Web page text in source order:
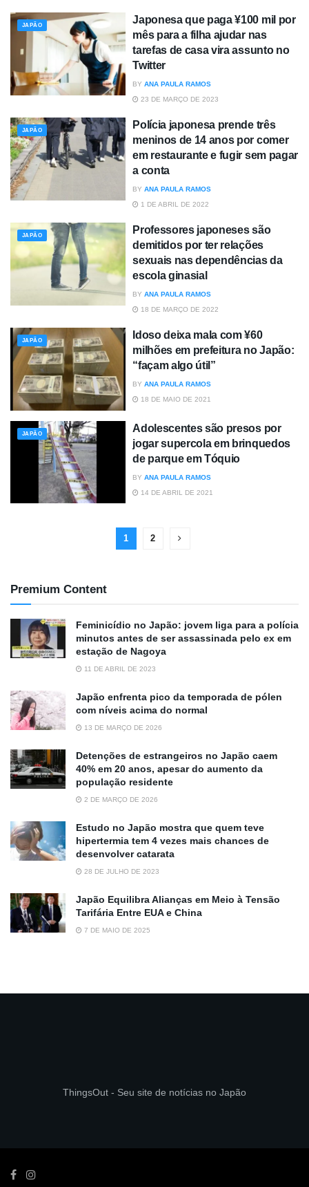
JAPÃO
Japonesa que paga ¥100 mil por
mês para a filha ajudar nas
tarefas de casa vira assunto no
Twitter
BY ANA PAULA RAMOS
23 DE MARÇO DE 2023
JAPÃO
Polícia japonesa prende três
meninos de 14 anos por comer
em restaurante e fugir sem pagar
a conta
BY ANA PAULA RAMOS
1 DE ABRIL DE 2022
JAPÃO
Professores japoneses são
demitidos por ter relações
sexuais nas dependências da
escola ginasial
BY ANA PAULA RAMOS
18 DE MARÇO DE 2022
JAPÃO
Idoso deixa mala com ¥60
milhões em prefeitura no Japão:
“façam algo útil”
BY ANA PAULA RAMOS
18 DE MAIO DE 2021
JAPÃO
Adolescentes são presos por
jogar supercola em brinquedos
de parque em Tóquio
BY ANA PAULA RAMOS
14 DE ABRIL DE 2021
1 2
Premium Content
Feminicídio no Japão: jovem liga para a polícia
minutos antes de ser assassinada pelo ex em
estação de Nagoya
11 DE ABRIL DE 2023
Japão enfrenta pico da temporada de pólen
com níveis acima do normal
13 DE MARÇO DE 2026
Detenções de estrangeiros no Japão caem
40% em 20 anos, apesar do aumento da
população residente
2 DE MARÇO DE 2026
Estudo no Japão mostra que quem teve
hipertermia tem 4 vezes mais chances de
desenvolver catarata
28 DE JULHO DE 2023
Japão Equilibra Alianças em Meio à Tensão
Tarifária Entre EUA e China
7 DE MAIO DE 2025
ThingsOut - Seu site de notícias no Japão